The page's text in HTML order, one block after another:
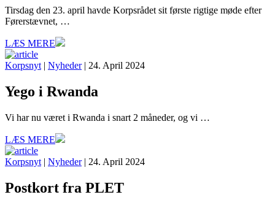
Tirsdag den 23. april havde Korpsrådet sit første rigtige møde efter
Førerstævnet, …
LÆS MERE
Korpsnyt | Nyheder| 24. April 2024
Yego i Rwanda
Vi har nu været i Rwanda i snart 2 måneder, og vi …
LÆS MERE
Korpsnyt | Nyheder| 24. April 2024
Postkort fra PLET